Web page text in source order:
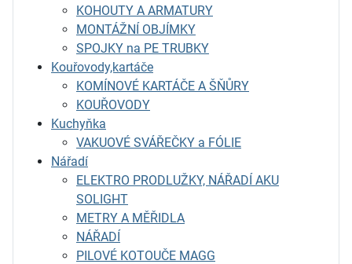
KOHOUTY A ARMATURY
MONTÁŽNÍ OBJÍMKY
SPOJKY na PE TRUBKY
Kouřovody,kartáče
KOMÍNOVÉ KARTÁČE A ŠŇŮRY
KOUŘOVODY
Kuchyňka
VAKUOVÉ SVÁŘEČKY a FÓLIE
Nářadí
ELEKTRO PRODLUŽKY, NÁŘADÍ AKU
SOLIGHT
METRY A MĚŘIDLA
NÁŘADÍ
PILOVÉ KOTOUČE MAGG